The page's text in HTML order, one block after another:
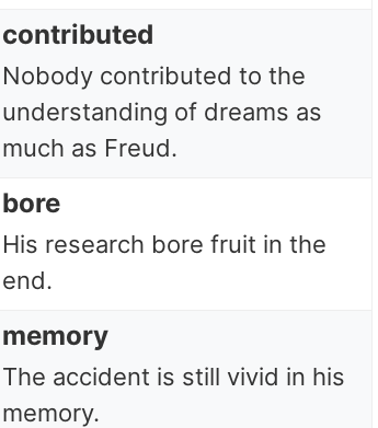
contributed
Nobody contributed to the
understanding of dreams as
much as Freud.
bore
His research bore fruit in the
end.
memory
The accident is still vivid in his
memory.